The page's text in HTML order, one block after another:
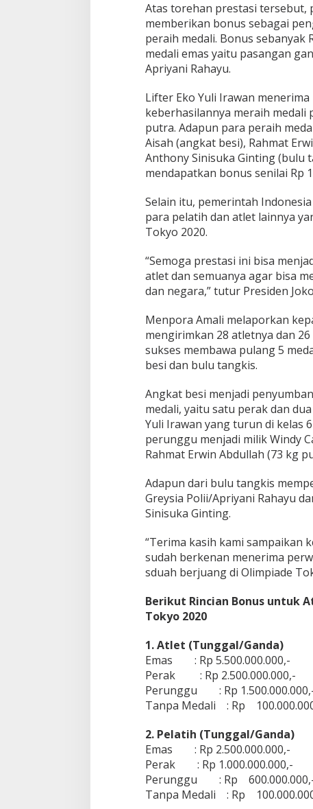
Atas torehan prestasi tersebut,
memberikan bonus sebagai
peraih medali. Bonus sebanyak
medali emas yaitu pasangan
Apriyani Rahayu.
Lifter Eko Yuli Irawan
keberhasilannya meraih medali
putra. Adapun para peraih
Aisah (angkat besi), Rahmat
Anthony Sinisuka Ginting (bulu
mendapatkan bonus senilai Rp
Selain itu, pemerintah
para pelatih dan atlet lainnya
Tokyo 2020.
“Semoga prestasi ini bisa
atlet dan semuanya agar bisa
dan negara,” tutur Presiden
Menpora Amali melaporkan
mengirimkan 28 atletnya dan
sukses membawa pulang 5
besi dan bulu tangkis.
Angkat besi menjadi
medali, yaitu satu perak dan
Yuli Irawan yang turun di kelas
perunggu menjadi milik Windy
Rahmat Erwin Abdullah (73 kg
Adapun dari bulu tangkis
Greysia Polii/Apriyani Rahayu
Sinisuka Ginting.
“Terima kasih kami sampaikan
sudah berkenan menerima
sduah berjuang di Olimpiade
Berikut Rincian Bonus untuk
Tokyo 2020
1. Atlet (Tunggal/Ganda)
Emas : Rp 5.500.000.000,-
Perak : Rp 2.500.000.000,-
Perunggu : Rp
Tanpa Medali : Rp
2. Pelatih (Tunggal/Ganda)
Emas : Rp 2.500.000.000,-
Perak : Rp 1.000.000.000,-
Perunggu : Rp
Tanpa Medali : Rp
Enam Pejabat
di Kejati Kepri oleh
Sudarso
Di Berita, Politik